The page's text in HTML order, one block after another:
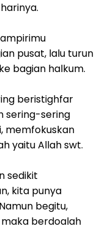
pusat, lalu turun
bagian halkum.
beristighfar
sering-sering
memfokuskan
yaitu Allah swt.
sedikit
kita punya
begitu,
berdoalah